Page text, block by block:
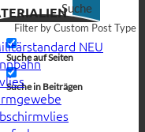
Suche
Filter by Custom Post Type
Suche auf Seiten
Suche in Beiträgen